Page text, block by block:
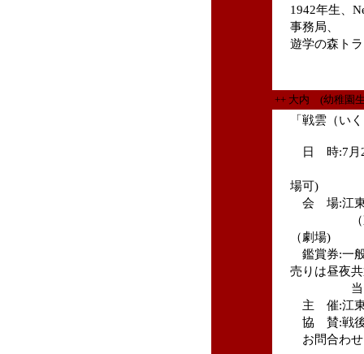
1942年生、
事務局、
遊学の森ト
++ 大内 (幼稚園
「戦雲（い
日 時:7月
場可)
会 場:江東
（東陽4-
（劇場)
鑑賞券:一
売りは昼夜
当日券
主 催:江東
協 賛:戦後
お問合わせ